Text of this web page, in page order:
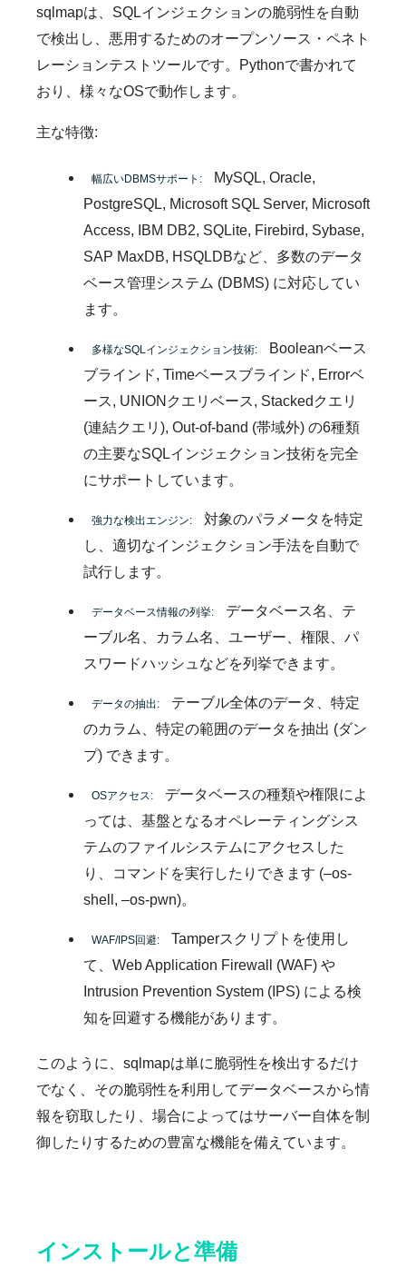
sqlmapは、SQLインジェクションの脆弱性を自動
で検出し、悪用するためのオープンソース・ペネト
レーションテストツールです。Pythonで書かれて
おり、様々なOSで動作します。
主な特徴:
幅広いDBMSサポート:
MySQL, Oracle,
PostgreSQL, Microsoft SQL Server, Microsoft
Access, IBM DB2, SQLite, Firebird, Sybase,
SAP MaxDB, HSQLDBなど、多数のデータ
ベース管理システム (DBMS) に対応してい
ます。
多様なSQLインジェクション技術:
Booleanベース
ブラインド, Timeベースブラインド, Errorベ
ース, UNIONクエリベース, Stackedクエリ
(連結クエリ), Out-of-band (帯域外) の6種類
の主要なSQLインジェクション技術を完全
にサポートしています。
強力な検出エンジン:
対象のパラメータを特定
し、適切なインジェクション手法を自動で
試行します。
データベース情報の列挙:
データベース名、テ
ーブル名、カラム名、ユーザー、権限、パ
スワードハッシュなどを列挙できます。
データの抽出:
テーブル全体のデータ、特定
のカラム、特定の範囲のデータを抽出 (ダン
プ) できます。
OSアクセス:
データベースの種類や権限によ
っては、基盤となるオペレーティングシス
テムのファイルシステムにアクセスした
り、コマンドを実行したりできます (–os-
shell, –os-pwn)。
WAF/IPS回避:
Tamperスクリプトを使用し
て、Web Application Firewall (WAF) や
Intrusion Prevention System (IPS) による検
知を回避する機能があります。
このように、sqlmapは単に脆弱性を検出するだけ
でなく、その脆弱性を利用してデータベースから情
報を窃取したり、場合によってはサーバー自体を制
御したりするための豊富な機能を備えています。
インストールと準備